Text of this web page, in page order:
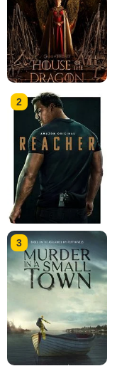
2
3